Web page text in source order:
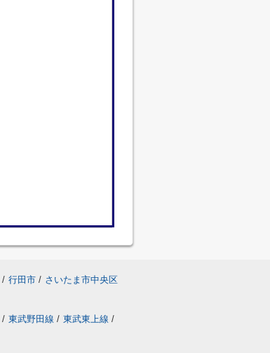
/ 行田市 / さいたま市中央区
/ 東武野田線 / 東武東上線 /